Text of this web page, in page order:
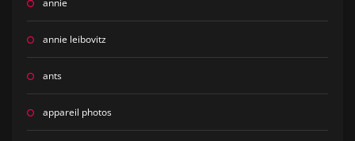
annie
annie leibovitz
ants
appareil photos